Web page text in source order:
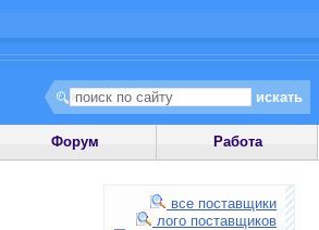
Форум Работа
все поставщики
лого поставщиков